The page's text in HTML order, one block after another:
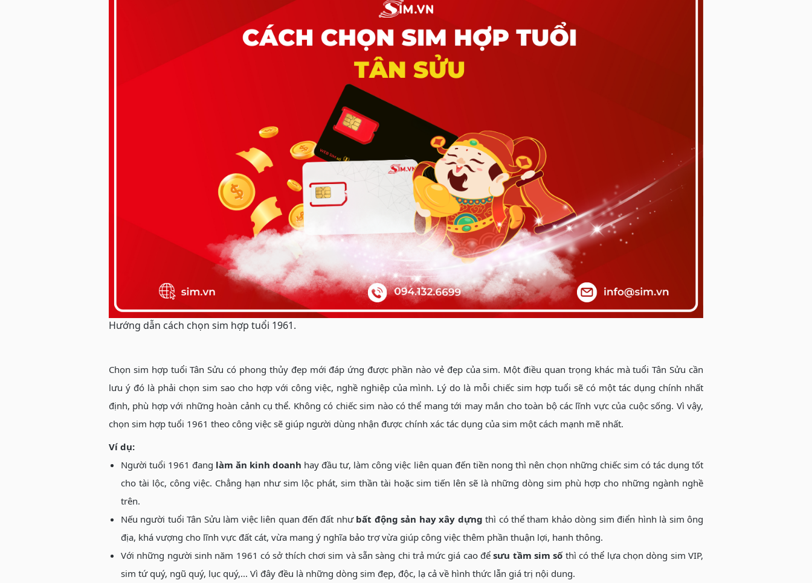
Hướng dẫn cách chọn sim hợp tuổi 1961.
Chọn sim hợp tuổi Tân Sửu có phong thủy đẹp mới đáp ứng được phần nào vẻ đẹp của sim. Một điều quan trọng khác mà tuổi Tân Sửu cần
lưu ý đó là phải chọn sim sao cho hợp với công việc, nghề nghiệp của mình. Lý do là mỗi chiếc sim hợp tuổi sẽ có một tác dụng chính nhất
định, phù hợp với những hoàn cảnh cụ thể. Không có chiếc sim nào có thể mang tới may mắn cho toàn bộ các lĩnh vực của cuộc sống. Vì vậy,
chọn sim hợp tuổi 1961 theo công việc sẽ giúp người dùng nhận được chính xác tác dụng của sim một cách mạnh mẽ nhất.
Ví dụ:
Người tuổi 1961 đang làm ăn kinh doanh hay đầu tư, làm công việc liên quan đến tiền nong thì nên chọn những chiếc sim có tác dụng tốt
cho tài lộc, công việc. Chẳng hạn như sim lộc phát, sim thần tài hoặc sim tiến lên sẽ là những dòng sim phù hợp cho những ngành nghề
trên.
Nếu người tuổi Tân Sửu làm việc liên quan đến đất như bất động sản hay xây dựng thì có thể tham khảo dòng sim điển hình là sim ông
địa, khá vượng cho lĩnh vực đất cát, vừa mang ý nghĩa bảo trợ vừa giúp công việc thêm phần thuận lợi, hanh thông.
Với những người sinh năm 1961 có sở thích chơi sim và sẵn sàng chi trả mức giá cao đểsưu tầm sim sốthì có thể lựa chọn dòng sim VIP,
sim tứ quý, ngũ quý, lục quý,... Vì đây đều là những dòng sim đẹp, độc, lạ cả về hình thức lẫn giá trị nội dung.